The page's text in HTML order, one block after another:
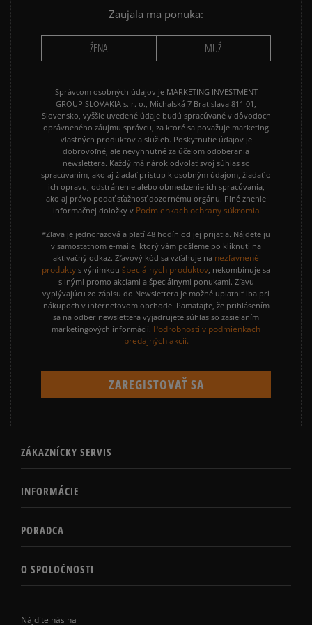
PUMA SUEDE REEBOK CLASSIC
VANS OLD SKOOL VANS SK8
Nájdite nás na
Zaujala ma ponuka:
ŽENA MUŽ
Správcom osobných údajov je MARKETING INVESTMENT
GROUP SLOVAKIA s. r. o., Michalská 7 Bratislava 811 01,
Slovensko, vyššie uvedené údaje budú spracúvané v dôvodoch
oprávneného záujmu správcu, za ktoré sa považuje marketing
vlastných produktov a služieb. Poskytnutie údajov je
dobrovoľné, ale nevyhnutné za účelom odoberania
newslettera. Každý má nárok odvolať svoj súhlas so
spracúvaním, ako aj žiadať prístup k osobným údajom, žiadať o
ich opravu, odstránenie alebo obmedzenie ich spracúvania,
ako aj právo podať sťažnosť dozornému orgánu. Plné znenie
informačnej doložky v Podmienkach ochrany súkromia
*Zľava je jednorazová a platí 48 hodín od jej prijatia. Nájdete ju
v samostatnom e-maile, ktorý vám pošleme po kliknutí na
aktivačný odkaz. Zľavový kód sa vzťahuje na nezľavnené
produkty s výnimkou špeciálnych produktov, nekombinuje sa
s inými promo akciami a špeciálnymi ponukami. Zľavu
vyplývajúcu zo zápisu do Newslettera je možné uplatniť iba pri
nákupoch v internetovom obchode. Pamätajte, že prihlásením
sa na odber newslettera vyjadrujete súhlas so zasielaním
marketingových informácií. Podrobnosti v podmienkach
predajných akcií.
ZÁKAZNÍCKY SERVIS
INFORMÁCIE
PORADCA
O SPOLOČNOSTI